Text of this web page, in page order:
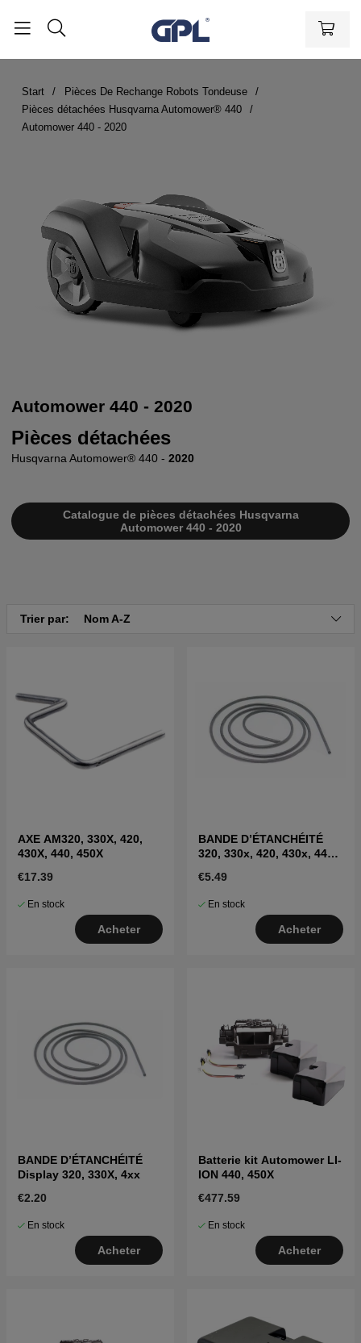
Start
Pièces De Rechange Robots Tondeuse
Pièces détachées Husqvarna Automower® 440
Automower 440 - 2020
Automower 440 - 2020
Pièces détachées
Husqvarna Automower® 440 - 2020
Catalogue de pièces détachées Husqvarna
Automower 440 - 2020
Trier par: Nom A-Z
AXE AM320, 330X, 420,
430X, 440, 450X
€17.39
En stock
Acheter
BANDE D’ÉTANCHÉITÉ
320, 330x, 420, 430x, 440,
€5.49
En stock
Acheter
BANDE D’ÉTANCHÉITÉ
Display 320, 330X, 4xx
€2.20
En stock
Acheter
Batterie kit Automower LI-
ION 440, 450X
€477.59
En stock
Acheter